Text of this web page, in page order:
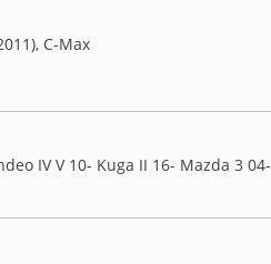
C-Max
IV V 10- Kuga II 16- Mazda 3 04-